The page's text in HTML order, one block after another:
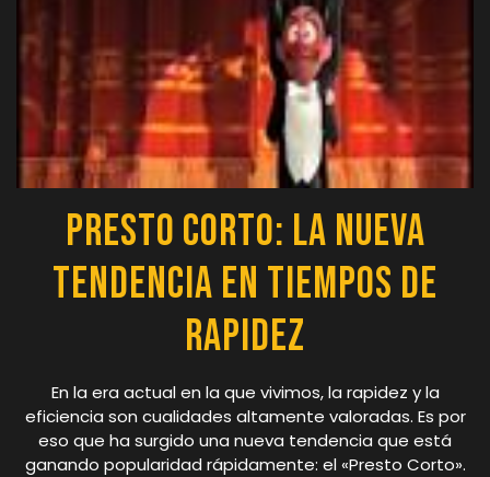
Presto Corto: La Nueva
Tendencia en Tiempos de
Rapidez
En la era actual en la que vivimos, la rapidez y la
eficiencia son cualidades altamente valoradas. Es por
eso que ha surgido una nueva tendencia que está
ganando popularidad rápidamente: el «Presto Corto».